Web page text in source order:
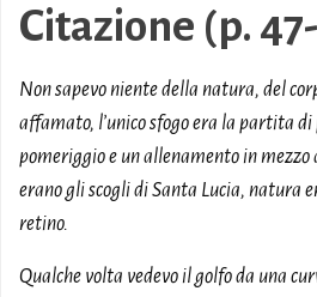
Citazione (p.
Non sapevo niente della natura, del
affamato, l’unico sfogo era la partita
pomeriggio e un allenamento in
erano gli scogli di Santa Lucia, natura
retino.
Qualche volta vedevo il golfo da una